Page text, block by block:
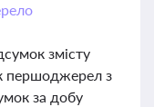
змісту
першоджерел з
за добу